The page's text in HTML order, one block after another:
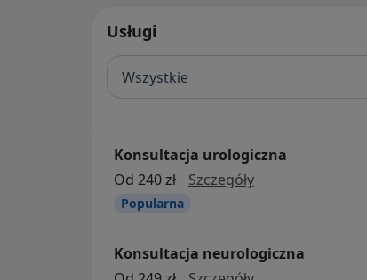
Usługi
Wszystkie
Konsultacja urologiczna
Od 240 zł
Szczegółykonsultacja
Popularna
Konsultacja neurologiczna